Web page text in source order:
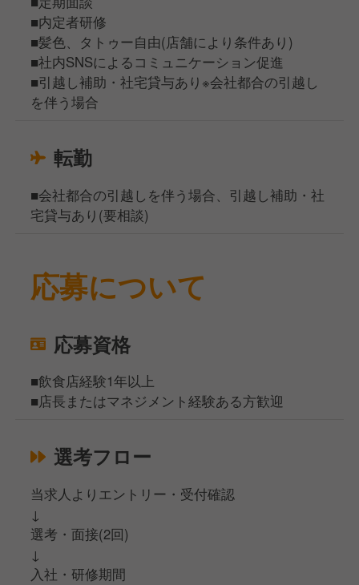
■内定者研修
■髪色、タトゥー自由(店舗により条件あり)
■社内SNSによるコミュニケーション促進
■引越し補助・社宅貸与あり※会社都合の引越し
を伴う場合
転勤
■会社都合の引越しを伴う場合、引越し補助・社
宅貸与あり(要相談)
応募について
応募資格
■飲食店経験1年以上
■店長またはマネジメント経験ある方歓迎
選考フロー
当求人よりエントリー・受付確認
↓
選考・面接(2回)
↓
入社・研修期間